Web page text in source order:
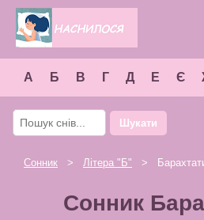
А Б В Г Д Е Є
Шукати
Сонник > Літера " Б" >
Сонник